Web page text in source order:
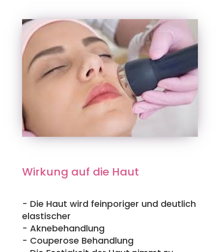
Wirkung auf die Haut
- Die Haut wird feinporiger und deutlich
elastischer
- Aknebehandlung
- Couperose Behandlung